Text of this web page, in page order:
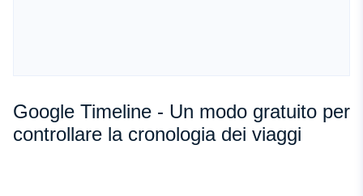
Google Timeline - Un modo gratuito per
controllare la cronologia dei viaggi